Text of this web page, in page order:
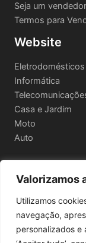
Valorizamos
Utilizamos
navegação,
personalizados e
Seja um vendedor
Termos para
Website
Eletrodomésticos
Informática
Casa e Jardim
Moto
Auto
Política de
Termos e
Política de Envio